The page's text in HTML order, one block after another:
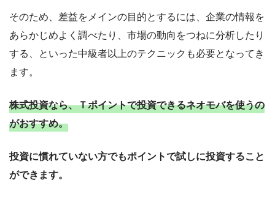
そのため、差益をメインの目的とするには、企業の情報を
あらかじめよく調べたり、市場の動向をつねに分析したり
する、といった中級者以上のテクニックも必要となってき
ます。
株式投資なら、Ｔポイントで投資できるネオモバを使うの
がおすすめ。
投資に慣れていない方でもポイントで試しに投資すること
ができます。